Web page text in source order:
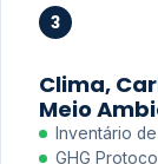
3
Clima,
Meio
Inventário de
GHG Protocol